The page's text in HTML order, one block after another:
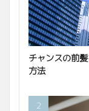
チャンスの前
方法